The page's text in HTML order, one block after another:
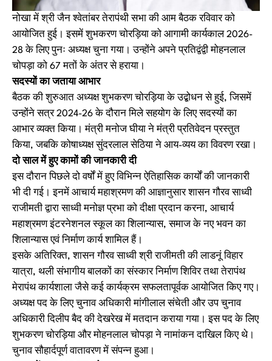
नोखा में श्री जैन श्वेतांबर तेरापंथी सभा की आम बैठक रविवार को
आयोजित हुई। इसमें शुभकरण चोरड़िया को आगामी कार्यकाल 2026-
28 के लिए पुनः अध्यक्ष चुना गया। उन्होंने अपने प्रतिद्वंद्वी मोहनलाल
चोपड़ा को 67 मतों के अंतर से हराया।
सदस्यों का जताया आभार
बैठक की शुरुआत अध्यक्ष शुभकरण चोरड़िया के उद्बोधन से हुई, जिसमें
उन्होंने सत्र 2024-26 के दौरान मिले सहयोग के लिए सदस्यों का
आभार व्यक्त किया। मंत्री मनोज घीया ने मंत्री प्रतिवेदन प्रस्तुत
किया, जबकि कोषाध्यक्ष सुंदरलाल सेठिया ने आय-व्यय का विवरण रखा।
दो साल में हुए कामों की जानकारी दी
इस दौरान पिछले दो वर्षों में हुए विभिन्न ऐतिहासिक कार्यों की जानकारी
भी दी गई। इनमें आचार्य महाश्रमण की आज्ञानुसार शासन गौरव साध्वी
राजीमती द्वारा साध्वी मनोज्ञ प्रभा को दीक्षा प्रदान करना, आचार्य
महाश्रमण इंटरनेशनल स्कूल का शिलान्यास, समाज के नए भवन का
शिलान्यास एवं निर्माण कार्य शामिल हैं।
इसके अतिरिक्त, शासन गौरव साध्वी श्री राजीमती की लाडनूं विहार
यात्रा, थली संभागीय बालकों का संस्कार निर्माण शिविर तथा तेरापंथ
मेरापंथ कार्यशाला जैसे कई कार्यक्रम सफलतापूर्वक आयोजित किए गए।
अध्यक्ष पद के लिए चुनाव अधिकारी मांगीलाल संचेती और उप चुनाव
अधिकारी दिलीप बैद की देखरेख में मतदान कराया गया। इस पद के लिए
शुभकरण चोरड़िया और मोहनलाल चोपड़ा ने नामांकन दाखिल किए थे।
चुनाव सौहार्दपूर्ण वातावरण में संपन्न हुआ।